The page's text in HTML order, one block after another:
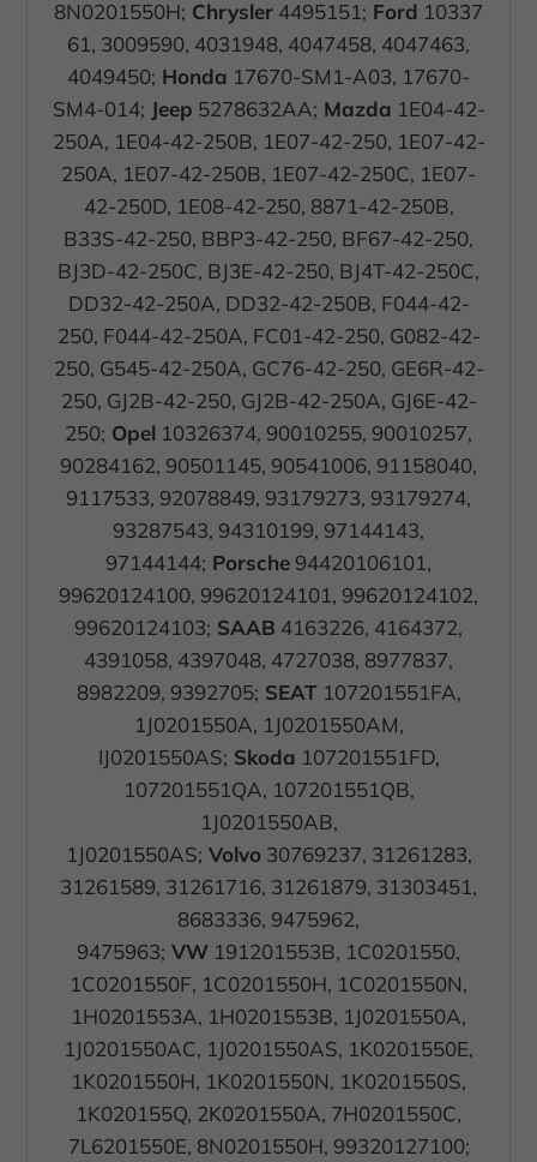
8N0201550H; Chrysler 4495151; Ford 10337
61, 3009590, 4031948, 4047458, 4047463,
4049450; Honda 17670-SM1-A03, 17670-
SM4-014; Jeep 5278632AA; Mazda 1E04-42-
250A, 1E04-42-250B, 1E07-42-250, 1E07-42-
250A, 1E07-42-250B, 1E07-42-250C, 1E07-
42-250D, 1E08-42-250, 8871-42-250B,
B33S-42-250, BBP3-42-250, BF67-42-250,
BJ3D-42-250C, BJ3E-42-250, BJ4T-42-250C,
DD32-42-250A, DD32-42-250B, F044-42-
250, F044-42-250A, FC01-42-250, G082-42-
250, G545-42-250A, GC76-42-250, GE6R-42-
250, GJ2B-42-250, GJ2B-42-250A, GJ6E-42-
250; Opel 10326374, 90010255, 90010257,
90284162, 90501145, 90541006, 91158040,
9117533, 92078849, 93179273, 93179274,
93287543, 94310199, 97144143,
97144144; Porsche 94420106101,
99620124100, 99620124101, 99620124102,
99620124103; SAAB 4163226, 4164372,
4391058, 4397048, 4727038, 8977837,
8982209, 9392705; SEAT107201551FA,
1J0201550A, 1J0201550AM,
IJ0201550AS; Skoda 107201551FD,
107201551QA, 107201551QB,
1J0201550AB,
1J0201550AS; Volvo30769237, 31261283,
31261589, 31261716, 31261879, 31303451,
8683336, 9475962,
9475963; VW 191201553B, 1C0201550,
1C0201550F, 1C0201550H, 1C0201550N,
1H0201553A, 1H0201553B, 1J0201550A,
1J0201550AC, 1J0201550AS, 1K0201550E,
1K0201550H, 1K0201550N, 1K0201550S,
1K020155Q, 2K0201550A, 7H0201550C,
7L6201550E, 8N0201550H, 99320127100;
Datenschutzerklärung
Hier finden Sie eine Übersicht über alle verwendeten Cookies.
Sie können Ihre Einwilligung zu ganzen Kategorien geben oder
sich weitere Informationen anzeigen lassen und so nur
bestimmte Cookies auswählen.
Alle akzeptieren Speichern
Zurück
Essenziell (2)
Essenzielle Cookies ermöglichen grundlegende Funktionen und sind für
die einwandfreie Funktion der Website erforderlich.
Cookie-Informationen anzeigen
Marketing (3)
Marketing-Cookies werden von Drittanbietern oder Publishern
verwendet, um personalisierte Werbung anzuzeigen. Sie tun dies, indem
sie Besucher über Websites hinweg verfolgen.
Cookie-Informationen anzeigen
Externe Medien (7)
Inhalte von Videoplattformen und Social-Media-Plattformen werden
werden, bedarf der Zugriff auf diese Inhalte keiner manuellen
Einwilligung mehr.
Cookie-Informationen anzeigen
Datenschutzerklärung